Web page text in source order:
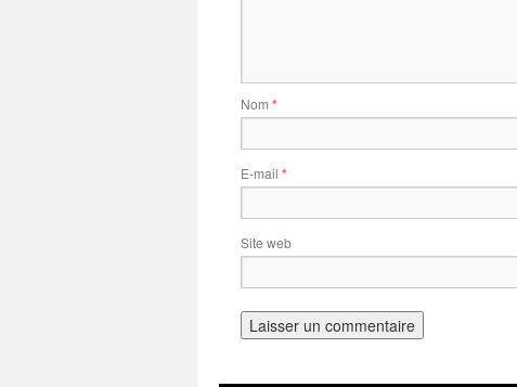
Nom *
E-mail *
Site web